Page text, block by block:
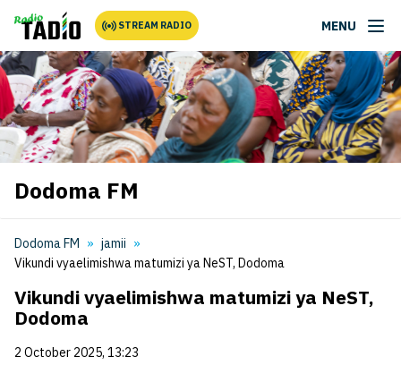
STREAM RADIO MENU
Dodoma FM
Dodoma FM
jamii
Vikundi vyaelimishwa matumizi ya NeST, Dodoma
Vikundi vyaelimishwa matumizi ya NeST,
Dodoma
2 October 2025, 13:23